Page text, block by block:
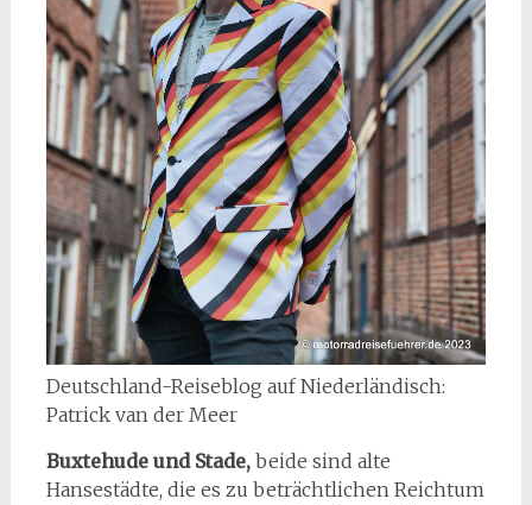
Deutschland-Reiseblog auf Niederländisch:
Patrick van der Meer
Buxtehude und Stade, beide sind alte
Hansestädte, die es zu beträchtlichen Reichtum